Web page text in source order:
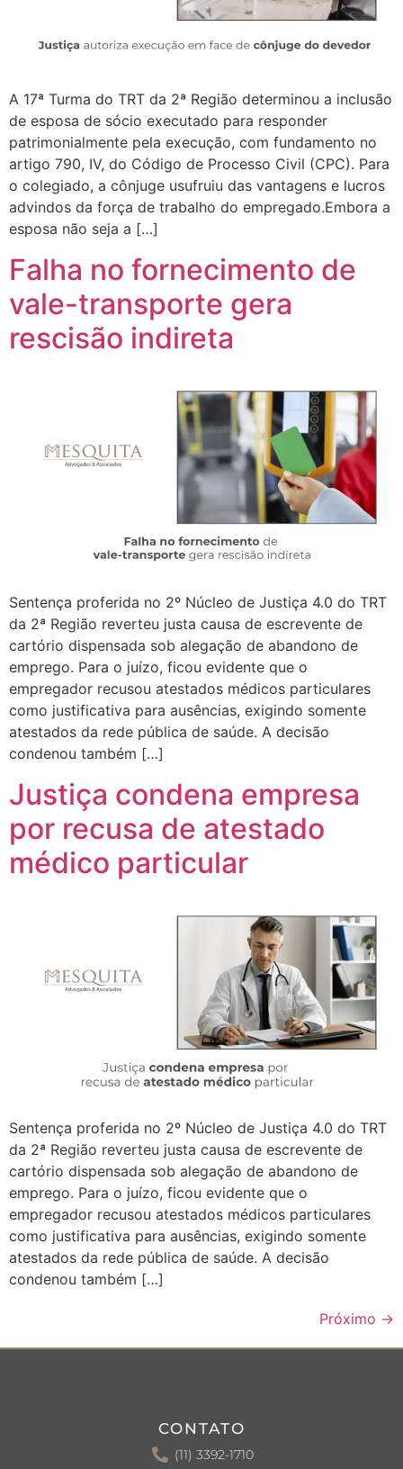
A 17ª Turma do TRT da 2ª Região determinou a inclusão
de esposa de sócio executado para responder
patrimonialmente pela execução, com fundamento no
artigo 790, IV, do Código de Processo Civil (CPC). Para
o colegiado, a cônjuge usufruiu das vantagens e lucros
advindos da força de trabalho do empregado.Embora a
esposa não seja a […]
Falha no fornecimento de
vale-transporte gera
rescisão indireta
Sentença proferida no 2º Núcleo de Justiça 4.0 do TRT
da 2ª Região reverteu justa causa de escrevente de
cartório dispensada sob alegação de abandono de
emprego. Para o juízo, ficou evidente que o
empregador recusou atestados médicos particulares
como justificativa para ausências, exigindo somente
atestados da rede pública de saúde. A decisão
condenou também […]
Justiça condena empresa
por recusa de atestado
médico particular
Sentença proferida no 2º Núcleo de Justiça 4.0 do TRT
da 2ª Região reverteu justa causa de escrevente de
cartório dispensada sob alegação de abandono de
emprego. Para o juízo, ficou evidente que o
empregador recusou atestados médicos particulares
como justificativa para ausências, exigindo somente
atestados da rede pública de saúde. A decisão
condenou também […]
Próximo →
CONTATO
(11) 3392-1710